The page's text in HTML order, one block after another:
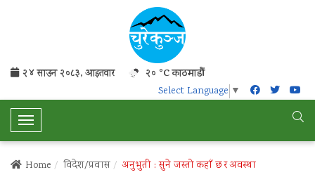
२४ साउन २०८३, आइतवार २० °C काठमाडौं
Select Language ▼
T
o
Home विदेश/प्रवास अनुभुती : सुने जस्तो कहाँ छ र अवस्था